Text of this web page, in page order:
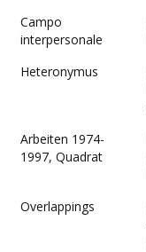
Campo
interpersonale
Heteronymus
Arbeiten 1974-
1997, Quadrat
Overlappings